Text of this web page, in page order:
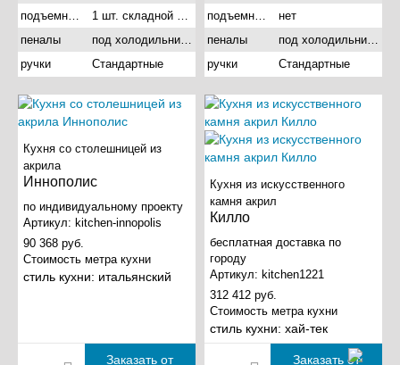
подъемные механизмы
1 шт. складной подъемник
пеналы
под холодильник и под духовой шкаф
ручки
Стандартные
подъемные механизмы
нет
пеналы
под холодильник и под духовой шкаф
ручки
Стандартные
Кухня со столешницей из
акрила
Иннополис
по индивидуальному проекту
Артикул: kitchen-innopolis
90 368 руб.
Стоимость метра кухни
стиль кухни: итальянский
Заказать от
Кухня из искусственного
камня акрил
Килло
бесплатная доставка по
городу
Артикул: kitchen1221
312 412 руб.
Стоимость метра кухни
стиль кухни: хай-тек
Заказать от